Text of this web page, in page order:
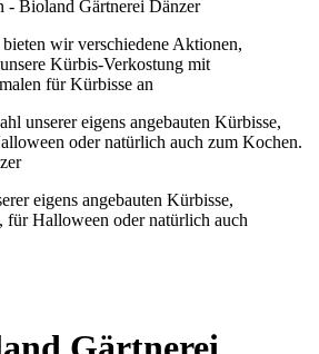
bieten wir verschiedene Aktionen,
Kürbis-Verkostung mit
für Kürbisse an
eigens angebauten Kürbisse,
für Halloween oder natürlich auch